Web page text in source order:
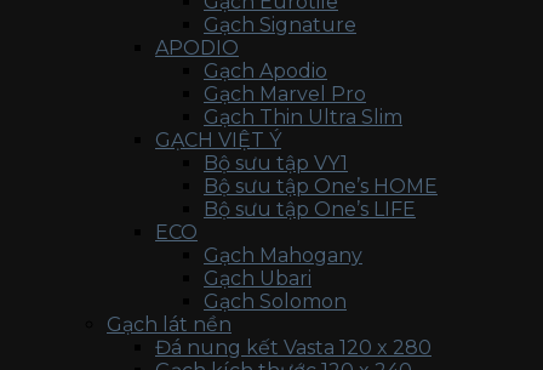
Gạch Signature
APODIO
Gạch Apodio
Gạch Marvel Pro
Gạch Thin Ultra Slim
GẠCH VIỆT Ý
Bộ sưu tập VY1
Bộ sưu tập One’s HOME
Bộ sưu tập One’s LIFE
ECO
Gạch Mahogany
Gạch Ubari
Gạch Solomon
Gạch lát nền
Đá nung kết Vasta 120 x 280